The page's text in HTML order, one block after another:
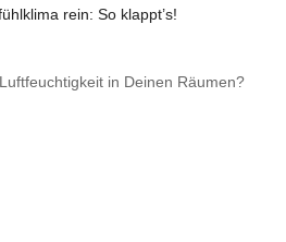
rein: So klappt’s!
in Deinen Räumen?